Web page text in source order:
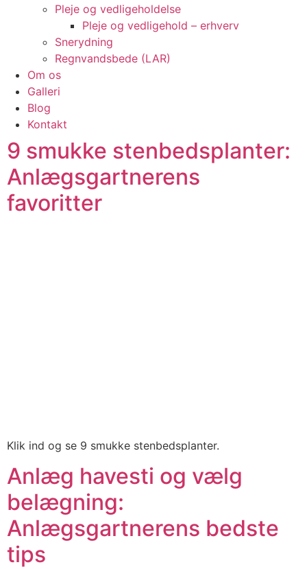
Pleje og vedligeholdelse
Pleje og vedligehold – erhverv
Snerydning
Regnvandsbede (LAR)
Om os
Galleri
Blog
Kontakt
9 smukke stenbedsplanter:
Anlægsgartnerens
favoritter
Klik ind og se 9 smukke stenbedsplanter.
Anlæg havesti og vælg
belægning:
Anlægsgartnerens bedste
tips